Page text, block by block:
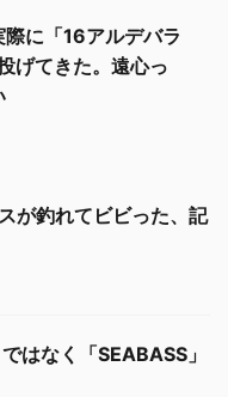
際に「16アルデバラ
げてきた。遠心っ
が釣れてビビった、記
はなく「SEABASS」